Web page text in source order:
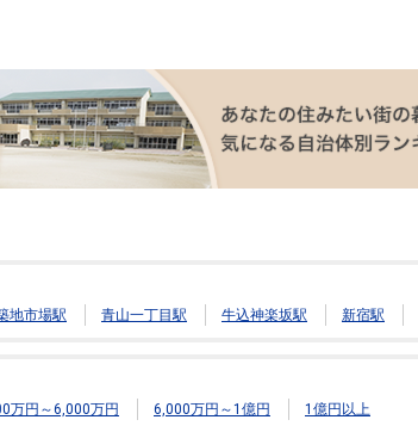
地市場駅 青山一丁目駅 牛込神楽坂駅 新宿駅
万円～6,000万円 6,000万円～1億円
1億円以上